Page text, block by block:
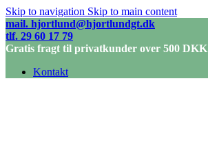
Skip to navigation Skip to main content
mail. hjortlund@hjortlundgt.dk
tlf. 29 60 17 79
Gratis fragt til privatkunder over 500 DKK
Kontakt